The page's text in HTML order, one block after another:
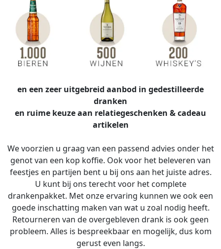
en een zeer uitgebreid aanbod in gedestilleerde
dranken
en ruime keuze aan relatiegeschenken & cadeau
artikelen
We voorzien u graag van een passend advies onder het
genot van een kop koffie. Ook voor het beleveren van
feestjes en partijen bent u bij ons aan het juiste adres.
U kunt bij ons terecht voor het complete
drankenpakket. Met onze ervaring kunnen we ook een
goede inschatting maken van wat u zoal nodig heeft.
Retourneren van de overgebleven drank is ook geen
probleem. Alles is bespreekbaar en mogelijk, dus kom
gerust even langs.